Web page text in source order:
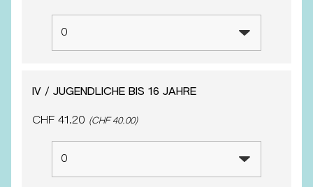
IV / JUGENDLICHE BIS 16 JAHRE
CHF 41.20 (CHF 40.00)